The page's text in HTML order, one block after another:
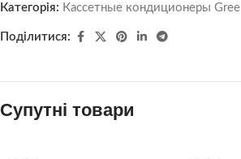
Категорія: Кассетные кондиционеры Gree
Поділитися:
Супутні товари